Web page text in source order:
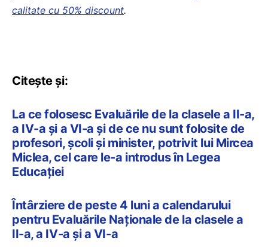
calitate cu 50% discount.
Citește și:
La ce folosesc Evaluările de la clasele a II-a,
a IV-a și a VI-a și de ce nu sunt folosite de
profesori, școli și minister, potrivit lui Mircea
Miclea, cel care le-a introdus în Legea
Educației
Întârziere de peste 4 luni a calendarului
pentru Evaluările Naționale de la clasele a
II-a, a IV-a și a VI-a